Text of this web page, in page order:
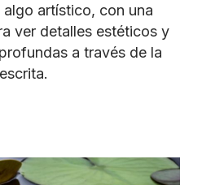
artístico, con una
ver detalles estéticos y
a través de la